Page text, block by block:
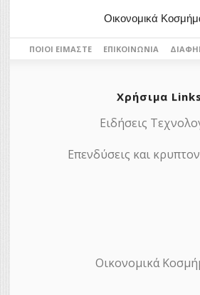
Οικονομικά
ΠΟΙΟΙ ΕΊΜΑΣΤΕ ΕΠΙΚΟΙΝΩΝΊΑ
Χρήσιμα Links
Ειδήσεις
Επενδύσεις και
Οικονομικά